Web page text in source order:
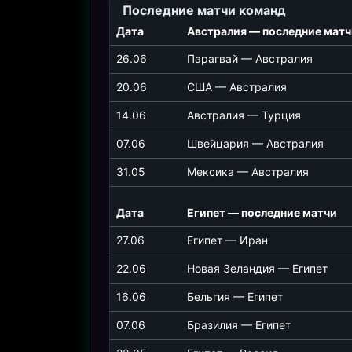
03.07 02:00
ПОРТУГАЛИЯ
ХОРВАТИЯ 1
03.07 06:00
ШВЕЙЦАРИЯ
АЛЖИР
АВСТРАЛИЯ 1
ЕГИПЕТ 1
04.07 01:00
Последние матчи команд
Дата Австралия — последние
26.06 Парагвай — Австралия
20.06 США — Австралия
14.06 Австралия — Турция
07.06 Швейцария — Австралия
31.05 Мексика — Австралия
Дата Египет — последние матчи
27.06 Египет — Иран
22.06 Новая Зеландия — Египет
16.06 Бельгия — Египет
07.06 Бразилия — Египет